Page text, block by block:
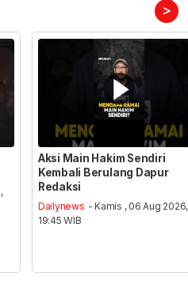
>
Aksi Main Hakim Sendiri
Kembali Berulang Dapur
Redaksi
Dailynews - Kamis , 06 Aug 2026,
19:45 WIB